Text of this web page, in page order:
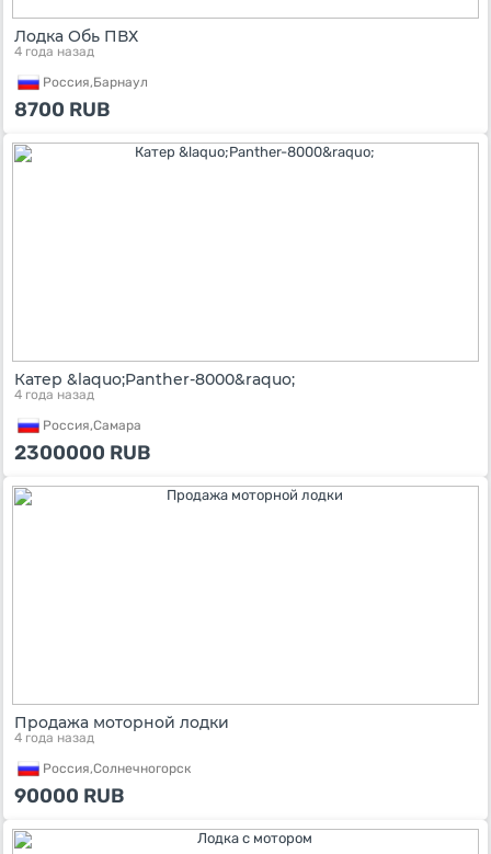
Лодка Обь ПВХ
4 года назад
Россия,Барнаул
8700 RUB
Катер &laquo;Panther-8000&raquo;
4 года назад
Россия,Самара
2300000 RUB
Продажа моторной лодки
4 года назад
Россия,Солнечногорск
90000 RUB